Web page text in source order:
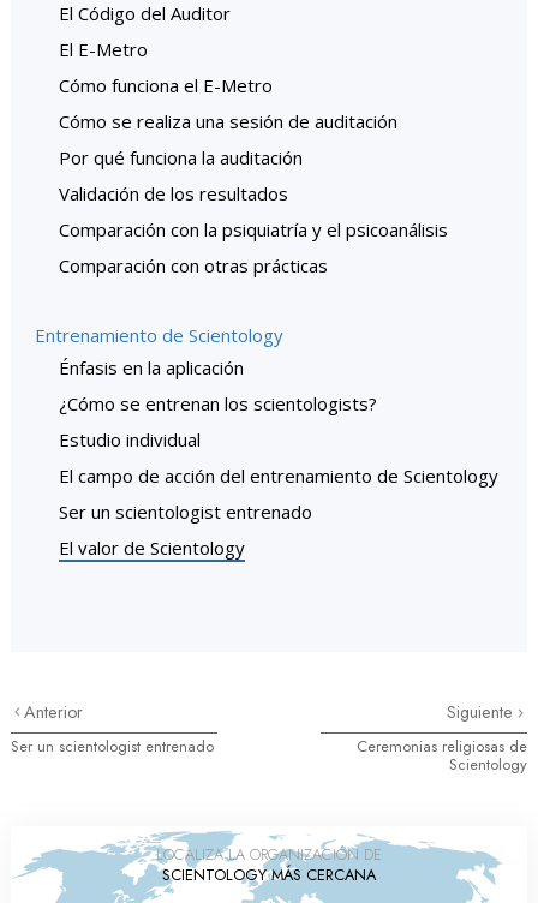
El Código del Auditor
El E-Metro
Cómo funciona el E-Metro
Cómo se realiza una sesión de auditación
Por qué funciona la auditación
Validación de los resultados
Comparación con la psiquiatría y el psicoanálisis
Comparación con otras prácticas
Entrenamiento de Scientology
Énfasis en la aplicación
¿Cómo se entrenan los scientologists?
Estudio individual
El campo de acción del entrenamiento de Scientology
Ser un scientologist entrenado
El valor de Scientology
Anterior
Ser un scientologist entrenado
Siguiente
Ceremonias religiosas de
Scientology
LOCALIZA LA ORGANIZACIÓN DE
SCIENTOLOGY MÁS CERCANA